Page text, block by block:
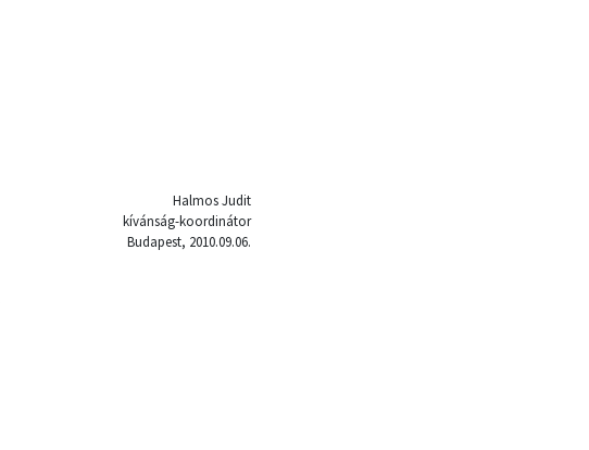
Halmos Judit
kívánság-koordinátor
Budapest, 2010.09.06.